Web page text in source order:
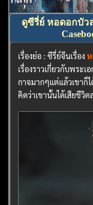
ดูซีรี่ย์ หอดอกบัว
เรื่องย่อ : ซีรี่ย์จีนเรื่อง
เรื่องราวเกี่ยวกับพระ
กาจมากๆแต่แล้วเขาก็
คิดว่าเขานั้นได้เสียชีวิ